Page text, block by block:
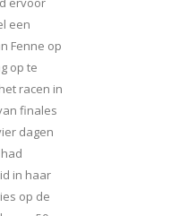
een
Fenne op
op te
racen in
finales
dagen
in haar
op de